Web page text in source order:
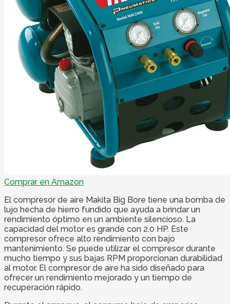
Comprar en Amazon
El compresor de aire Makita Big Bore tiene una bomba de
lujo hecha de hierro fundido que ayuda a brindar un
rendimiento óptimo en un ambiente silencioso. La
capacidad del motor es grande con 2.0 HP. Este
compresor ofrece alto rendimiento con bajo
mantenimiento. Se puede utilizar el compresor durante
mucho tiempo y sus bajas RPM proporcionan durabilidad
al motor. El compresor de aire ha sido diseñado para
ofrecer un rendimiento mejorado y un tiempo de
recuperación rápido.